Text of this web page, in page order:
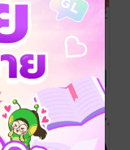
เมื่อนางร้ายย้อน
เวลามาแก้แค้น
(จีน80s)
bellalisa_
/ L A Y L
A .G R A C E
นิยายรักจีนโบราณ
6 Rating